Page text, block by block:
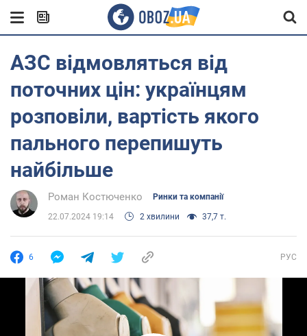
АЗС відмовляться від
поточних цін: українцям
розповіли, вартість якого
пального перепишуть
найбільше
Роман Костюченко Ринки та компанії
22.07.2024 19:14 2 хвилини 37,7 т.
6 РУС